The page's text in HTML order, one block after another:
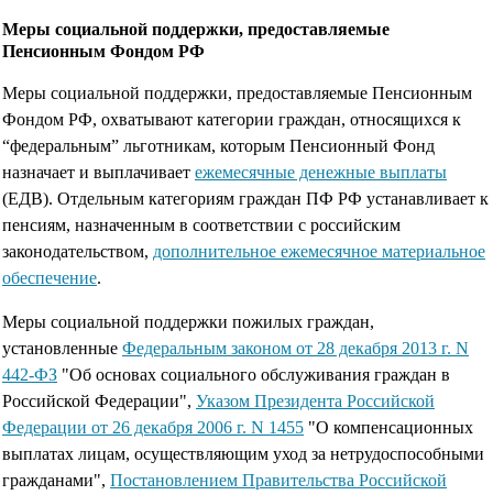
Меры социальной поддержки, предоставляемые
Пенсионным Фондом РФ
Меры социальной поддержки, предоставляемые Пенсионным
Фондом РФ, охватывают категории граждан, относящихся к
“федеральным” льготникам, которым Пенсионный Фонд
назначает и выплачивает ежемесячные денежные выплаты
(ЕДВ). Отдельным категориям граждан ПФ РФ устанавливает к
пенсиям, назначенным в соответствии с российским
законодательством, дополнительное ежемесячное материальное
обеспечение.
Меры социальной поддержки пожилых граждан,
установленные Федеральным законом от 28 декабря 2013 г. N
442-ФЗ "Об основах социального обслуживания граждан в
Российской Федерации", Указом Президента Российской
Федерации от 26 декабря 2006 г. N 1455 "О компенсационных
выплатах лицам, осуществляющим уход за нетрудоспособными
гражданами", Постановлением Правительства Российской